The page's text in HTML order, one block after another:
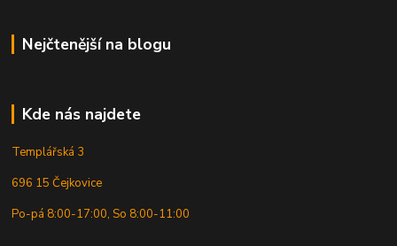
Nejčtenější na blogu
Kde nás najdete
Templářská 3
696 15 Čejkovice
Po-pá 8:00-17:00, So 8:00-11:00